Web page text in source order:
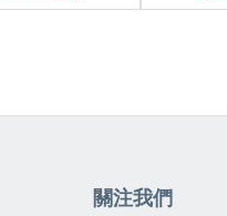
關注我們